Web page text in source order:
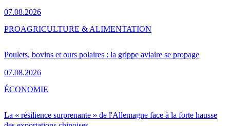
07.08.2026
Poulets, bovins et ours polaires : la grippe aviaire se propage
07.08.2026
PROAGRICULTURE & ALIMENTATION
La « résilience surprenante » de l'Allemagne face à la forte hausse
ÉCONOMIE